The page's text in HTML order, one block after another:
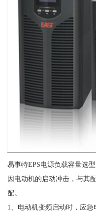
易事特EPS电源负载容量选型
因电动机的启动冲击，与其
配。
1、电动机变频启动时，应急